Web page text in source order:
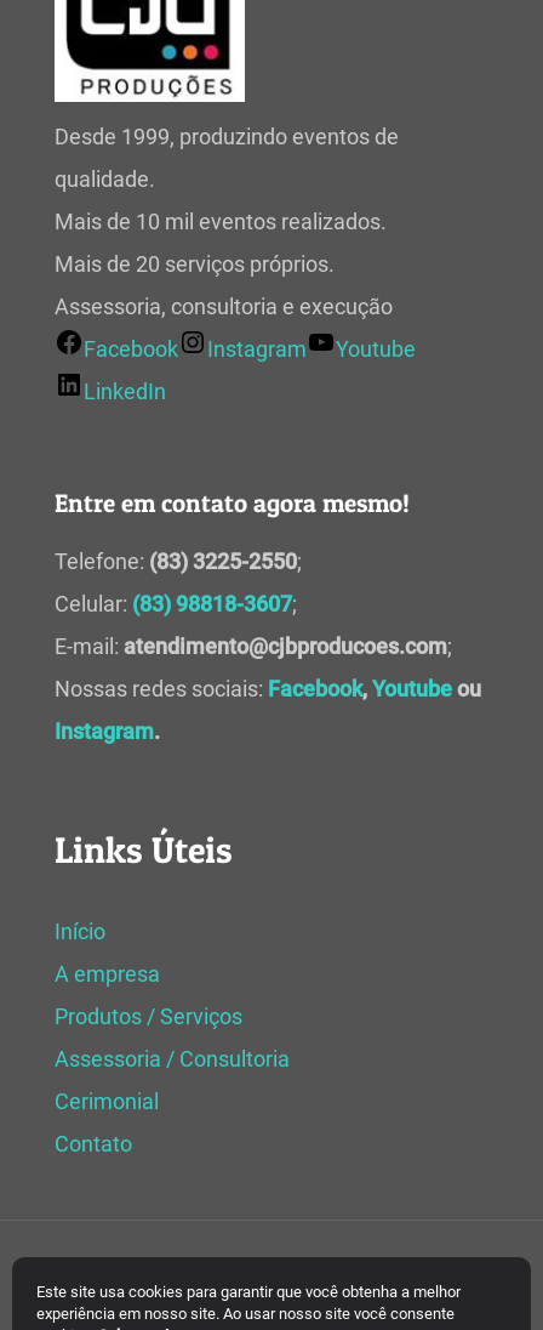
Este site usa cookies para garantir que você obtenha a melhor
experiência em nosso site. Ao usar nosso site você consente
Desde 1999, produzindo eventos de
qualidade.
Mais de 10 mil eventos realizados.
Mais de 20 serviços próprios.
Assessoria, consultoria e execução
Facebook
Instagram
Youtube
LinkedIn
Entre em contato agora mesmo!
Telefone: (83) 3225-2550;
Celular: (83) 98818-3607;
E-mail: atendimento@cjbproducoes.com;
Nossas redes sociais: Facebook,Youtubeou
Instagram.
Links Úteis
Início
A empresa
Produtos / Serviços
Assessoria / Consultoria
Cerimonial
Contato
© 2021 CJB Produções. Todos os direitos
reservados. Desenvolvido porCriativa